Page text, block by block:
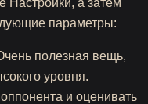
Настройки, а затем
параметры:
полезная вещь,
уровня.
и оценивать